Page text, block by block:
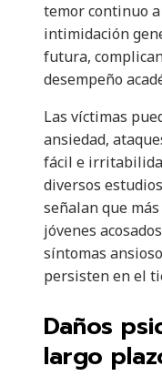
temor continuo
intimidación
futura,
desempeño
Las víctimas
ansiedad,
fácil e
diversos
señalan que
jóvenes
síntomas
persisten en el
Daños
largo